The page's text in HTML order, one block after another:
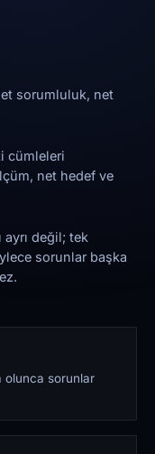
sorumluluk, net
cümleleri
net hedef ve
ayrı değil; tek
sorunlar başka
olunca sorunlar